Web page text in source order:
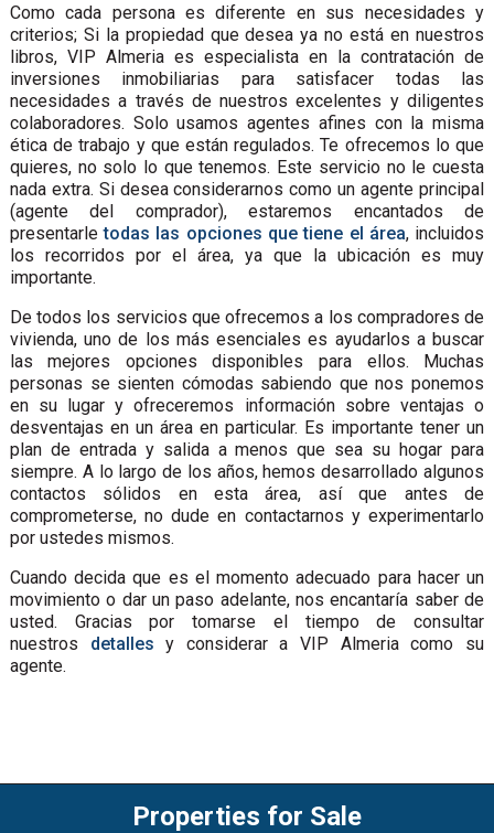
Como cada persona es diferente en sus necesidades y
criterios; Si la propiedad que desea ya no está en nuestros
libros, VIP Almeria es especialista en la contratación de
inversiones inmobiliarias para satisfacer todas las
necesidades a través de nuestros excelentes y diligentes
colaboradores. Solo usamos agentes afines con la misma
ética de trabajo y que están regulados. Te ofrecemos lo que
quieres, no solo lo que tenemos. Este servicio no le cuesta
nada extra. Si desea considerarnos como un agente principal
(agente del comprador), estaremos encantados de
presentarletodas las opciones que tiene el área, incluidos
los recorridos por el área, ya que la ubicación es muy
importante.
De todos los servicios que ofrecemos a los compradores de
vivienda, uno de los más esenciales es ayudarlos a buscar
las mejores opciones disponibles para ellos. Muchas
personas se sienten cómodas sabiendo que nos ponemos
en su lugar y ofreceremos información sobre ventajas o
desventajas en un área en particular. Es importante tener un
plan de entrada y salida a menos que sea su hogar para
siempre. A lo largo de los años, hemos desarrollado algunos
contactos sólidos en esta área, así que antes de
comprometerse, no dude en contactarnos y experimentarlo
por ustedes mismos.
Cuando decida que es el momento adecuado para hacer un
movimiento o dar un paso adelante, nos encantaría saber de
usted. Gracias por tomarse el tiempo de consultar
nuestros detalles y considerar a VIP Almeria como su
agente.
Properties for Sale